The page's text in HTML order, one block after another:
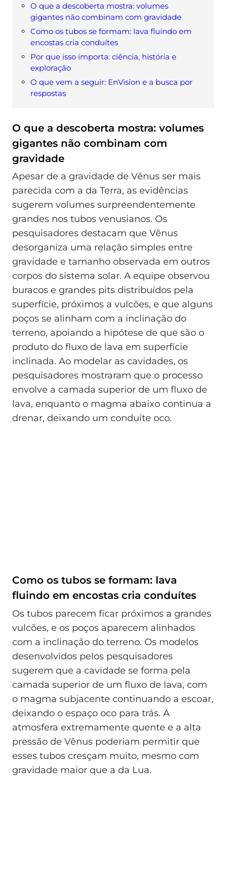
O que a descoberta mostra: volumes
gigantes não combinam com gravidade
Como os tubos se formam: lava fluindo em
encostas cria conduítes
Por que isso importa: ciência, história e
exploração
O que vem a seguir: EnVision e a busca por
respostas
O que a descoberta mostra: volumes
gigantes não combinam com
gravidade
Apesar de a gravidade de Vênus ser mais
parecida com a da Terra, as evidências
sugerem volumes surpreendentemente
grandes nos tubos venusianos. Os
pesquisadores destacam que Vênus
desorganiza uma relação simples entre
gravidade e tamanho observada em outros
corpos do sistema solar. A equipe observou
buracos e grandes pits distribuídos pela
superfície, próximos a vulcões, e que alguns
poços se alinham com a inclinação do
terreno, apoiando a hipótese de que são o
produto do fluxo de lava em superfície
inclinada. Ao modelar as cavidades, os
pesquisadores mostraram que o processo
envolve a camada superior de um fluxo de
lava, enquanto o magma abaixo continua a
drenar, deixando um conduíte oco.
Como os tubos se formam: lava
fluindo em encostas cria conduítes
Os tubos parecem ficar próximos a grandes
vulcões, e os poços aparecem alinhados
com a inclinação do terreno. Os modelos
desenvolvidos pelos pesquisadores
sugerem que a cavidade se forma pela
camada superior de um fluxo de lava, com
o magma subjacente continuando a escoar,
deixando o espaço oco para trás. A
atmosfera extremamente quente e a alta
pressão de Vênus poderiam permitir que
esses tubos cresçam muito, mesmo com
gravidade maior que a da Lua.